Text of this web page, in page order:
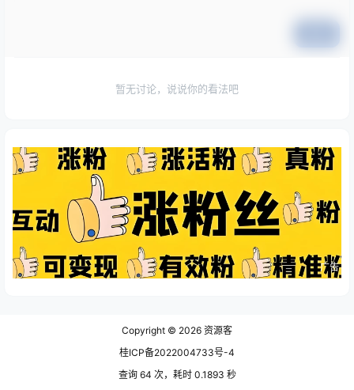
暂无讨论，说说你的看法吧
广告
Copyright © 2026 资源客
桂ICP备2022004733号-4
查询 64 次，耗时 0.1893 秒